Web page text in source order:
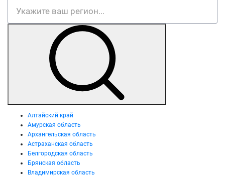
Алтайский край
Амурская область
Архангельская область
Астраханская область
Белгородская область
Брянская область
Владимирская область